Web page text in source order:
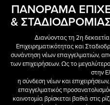
ΠΑΝΟΡΑΜΑ
&
Διανύοντας τη 2η
Επιχειρηματικότητας και
συνάντηση νέων επαγγελματιών,
των επιχειρήσεων. Ως το
στην
η σύνδεση νέων και
επαγγελματικός
καινοτομία βρίσκεται βαθιά στις